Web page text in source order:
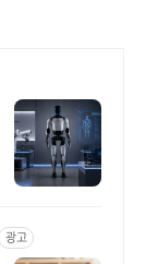
광고